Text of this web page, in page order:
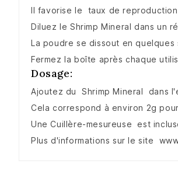
Il favorise le taux de
Diluez le Shrimp Mineral dans un
La poudre se dissout en
Fermez la boîte après chaque
Dosage:
Ajoutez du Shrimp Mineral dans
Cela correspond à environ 2g
Une Cuillère-mesureuse est
Plus d'informations sur le site